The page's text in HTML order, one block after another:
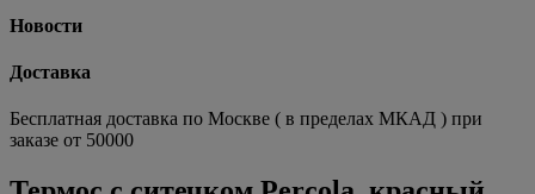
Новости
Доставка
Бесплатная доставка по Москве ( в пределах МКАД ) при
заказе от 50000